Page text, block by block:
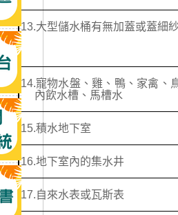
13.大型儲水桶有無加蓋或蓋細
14.寵物水盤、雞、鴨、家禽、
內飲水槽、馬槽水
15.積水地下室
16.地下室內的集水井
17.自來水表或瓦斯表